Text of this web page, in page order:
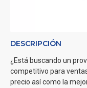
DESCRIPCIÓN
¿Está buscando un
competitivo para
precio así como la